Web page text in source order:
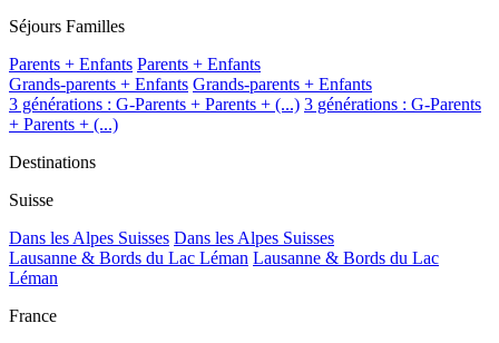
Séjours Familles
Parents + Enfants Parents + Enfants
Grands-parents + Enfants Grands-parents + Enfants
3 générations : G-Parents + Parents + (...) 3 générations : G-Parents
+ Parents + (...)
Destinations
Suisse
Dans les Alpes Suisses Dans les Alpes Suisses
Lausanne & Bords du Lac Léman Lausanne & Bords du Lac
Léman
France